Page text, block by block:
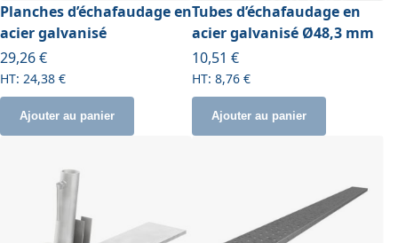
Planches d’échafaudage en
acier galvanisé
À partir de
29,26 €
24,38 €
Ajouter au panier
Tubes d’échafaudage en
acier galvanisé Ø48,3 mm
À partir de
10,51 €
8,76 €
Ajouter au panier